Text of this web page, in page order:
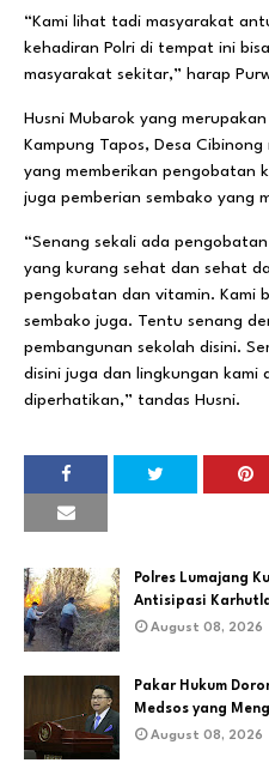
“Kami lihat tadi masyarakat
kehadiran Polri di tempat ini
masyarakat sekitar,” harap
Husni Mubarok yang
Kampung Tapos, Desa
yang memberikan pengobatan
juga pemberian sembako yang
“Senang sekali ada
yang kurang sehat dan sehat
pengobatan dan vitamin. Kami
sembako juga. Tentu senang
pembangunan sekolah disini.
disini juga dan lingkungan kami
diperhatikan,” tandas Husni.
Polres Lumajang
Antisipasi
August 08, 2026
Pakar Hukum
Medsos yang
August 08, 2026